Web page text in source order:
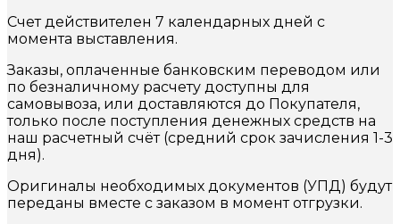
Счет действителен 7 календарных дней с
момента выставления.
Заказы, оплаченные банковским переводом или
по безналичному расчету доступны для
самовывоза, или доставляются до Покупателя,
только после поступления денежных средств на
наш расчетный счёт (средний срок зачисления 1-3
дня).
Оригиналы необходимых документов (УПД) будут
переданы вместе с заказом в момент отгрузки.